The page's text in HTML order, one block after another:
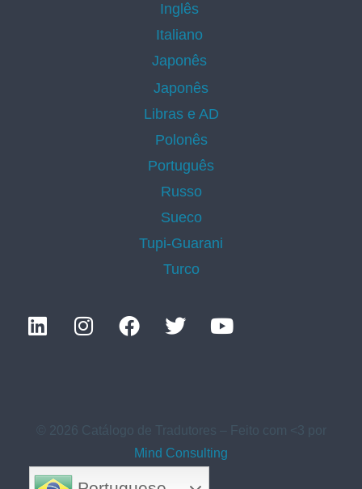
Inglês
Italiano
Japonês
Japonês
Libras e AD
Polonês
Português
Russo
Sueco
Tupi-Guarani
Turco
© 2026 Catálogo de Tradutores – Feito com <3 por
Mind Consulting